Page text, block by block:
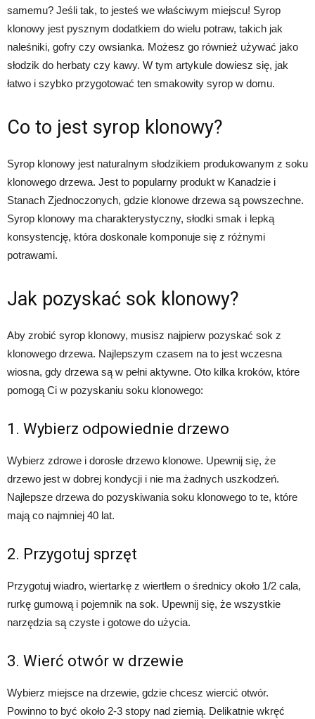
samemu? Jeśli tak, to jesteś we właściwym miejscu! Syrop
klonowy jest pysznym dodatkiem do wielu potraw, takich jak
naleśniki, gofry czy owsianka. Możesz go również używać jako
słodzik do herbaty czy kawy. W tym artykule dowiesz się, jak
łatwo i szybko przygotować ten smakowity syrop w domu.
Co to jest syrop klonowy?
Syrop klonowy jest naturalnym słodzikiem produkowanym z soku
klonowego drzewa. Jest to popularny produkt w Kanadzie i
Stanach Zjednoczonych, gdzie klonowe drzewa są powszechne.
Syrop klonowy ma charakterystyczny, słodki smak i lepką
konsystencję, która doskonale komponuje się z różnymi
potrawami.
Jak pozyskać sok klonowy?
Aby zrobić syrop klonowy, musisz najpierw pozyskać sok z
klonowego drzewa. Najlepszym czasem na to jest wczesna
wiosna, gdy drzewa są w pełni aktywne. Oto kilka kroków, które
pomogą Ci w pozyskaniu soku klonowego:
1. Wybierz odpowiednie drzewo
Wybierz zdrowe i dorosłe drzewo klonowe. Upewnij się, że
drzewo jest w dobrej kondycji i nie ma żadnych uszkodzeń.
Najlepsze drzewa do pozyskiwania soku klonowego to te, które
mają co najmniej 40 lat.
2. Przygotuj sprzęt
Przygotuj wiadro, wiertarkę z wiertłem o średnicy około 1/2 cala,
rurkę gumową i pojemnik na sok. Upewnij się, że wszystkie
narzędzia są czyste i gotowe do użycia.
3. Wierć otwór w drzewie
Wybierz miejsce na drzewie, gdzie chcesz wiercić otwór.
Powinno to być około 2-3 stopy nad ziemią. Delikatnie wkręć